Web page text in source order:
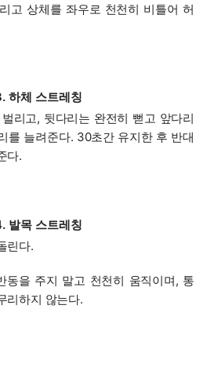
고 상체를 좌우로 천천히 비틀어 허
하체 스트레칭
리고, 뒷다리는 완전히 뻗고 앞다리
를 늘려준다. 30초간 유지한 후 반대
다.
발목 스트레칭
린다.
동을 주지 말고 천천히 움직이며, 통
리하지 않는다.